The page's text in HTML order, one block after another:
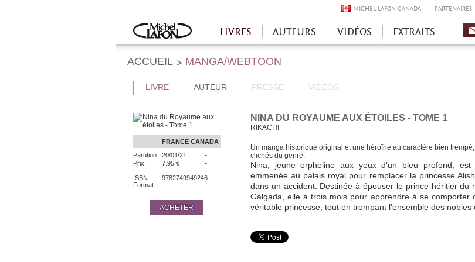
MICHEL LAFON CANADA PARTENAIRES
Accueil
LIVRES AUTEURS VIDÉOS EXTRAITS
ACCUEIL > MANGA/WEBTOON
LIVRE AUTEUR PRESSE VIDEOS
FRANCE CANADA
Parution : 20/01/21 -
Prix : 7.95 € -
ISBN :
9782749949246
Format :
ACHETER
NINA DU ROYAUME AUX ÉTOILES - TOME 1
RIKACHI
Un manga historique original et une héroïne au caractère bien
clichés du genre.
Nina, jeune orpheline aux yeux d'un bleu profond, est
emmenée au palais royal pour remplacer la princesse
dans un accident. Destinée à épouser le prince héritier du
Galgada, elle a trois mois pour apprendre à se comporter
véritable princesse, tout en trompant l'ensemble des nobles